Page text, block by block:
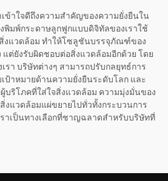
เข้าใจดีถึงความสำคัญของความยั่งยืนใน
พิมพ์กระดาษลูกฟูกแบบดิจิทัลของเราใช้
งแวดล้อม ทำให้โซลูชันบรรจุภัณฑ์ของ
ต่ยังรับผิดชอบต่อสิ่งแวดล้อมอีกด้วย โดย
รา บริษัทต่างๆ สามารถปรับกลยุทธ์การ
ป้าหมายด้านความยั่งยืนระดับโลก และ
บริโภคที่ใส่ใจสิ่งแวดล้อม ความมุ่งมั่นของ
งแวดล้อมแผ่ขยายไปทั่วทั้งกระบวนการ
ราเป็นทางเลือกที่ชาญฉลาดสำหรับบริษัทที่